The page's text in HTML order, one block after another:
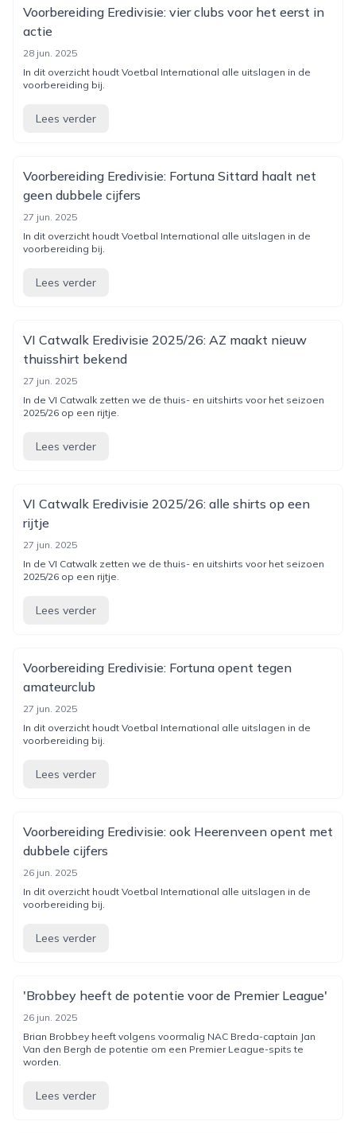
Voorbereiding Eredivisie: vier clubs voor het eerst in
actie
28 jun. 2025
In dit overzicht houdt Voetbal International alle uitslagen in de
voorbereiding bij.
Lees verder
Voorbereiding Eredivisie: Fortuna Sittard haalt net
geen dubbele cijfers
27 jun. 2025
In dit overzicht houdt Voetbal International alle uitslagen in de
voorbereiding bij.
Lees verder
VI Catwalk Eredivisie 2025/26: AZ maakt nieuw
thuisshirt bekend
27 jun. 2025
In de VI Catwalk zetten we de thuis- en uitshirts voor het seizoen
2025/26 op een rijtje.
Lees verder
VI Catwalk Eredivisie 2025/26: alle shirts op een
rijtje
27 jun. 2025
In de VI Catwalk zetten we de thuis- en uitshirts voor het seizoen
2025/26 op een rijtje.
Lees verder
Voorbereiding Eredivisie: Fortuna opent tegen
amateurclub
27 jun. 2025
In dit overzicht houdt Voetbal International alle uitslagen in de
voorbereiding bij.
Lees verder
Voorbereiding Eredivisie: ook Heerenveen opent met
dubbele cijfers
26 jun. 2025
In dit overzicht houdt Voetbal International alle uitslagen in de
voorbereiding bij.
Lees verder
'Brobbey heeft de potentie voor de Premier League'
26 jun. 2025
Brian Brobbey heeft volgens voormalig NAC Breda-captain Jan
Van den Bergh de potentie om een Premier League-spits te
worden.
Lees verder